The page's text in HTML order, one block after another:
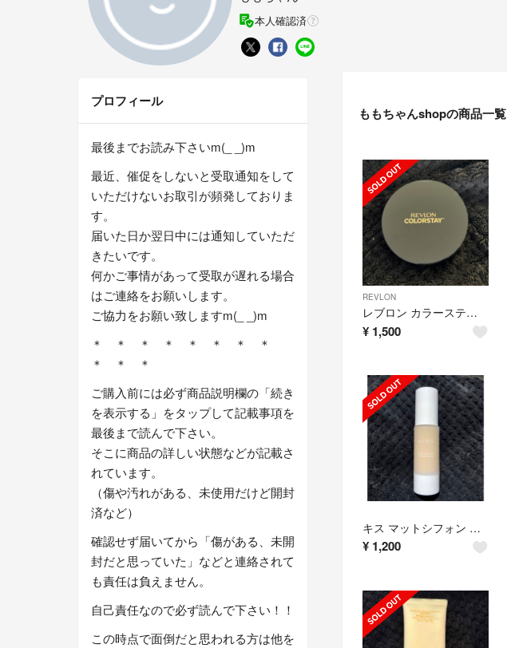
本人確認済
ももちゃんshopの商品一覧
REVLON
レブロン カラーステイ ロングウェア UV クッション ファンデーション 002 バフ(12.5g)
¥ 1,500
キス マットシフォン UVホワイトニングベースN 02 ナチュラル(37g)
¥ 1,200
プロフィール
最後までお読み下さいm(_ _)m
最近、催促をしないと受取通知をして
いただけないお取引が頻発しておりま
す。
届いた日か翌日中には通知していただ
きたいです。
何かご事情があって受取が遅れる場合
はご連絡をお願いします。
ご協力をお願い致しますm(_ _)m
＊ ＊ ＊ ＊ ＊ ＊ ＊ ＊
＊ ＊ ＊
ご購入前には必ず商品説明欄の「続き
を表示する」をタップして記載事項を
最後まで読んで下さい。
そこに商品の詳しい状態などが記載さ
れています。
（傷や汚れがある、未使用だけど開封
済など）
確認せず届いてから「傷がある、未開
封だと思っていた」などと連絡されて
も責任は負えません。
自己責任なので必ず読んで下さい！！
この時点で面倒だと思われる方は他を